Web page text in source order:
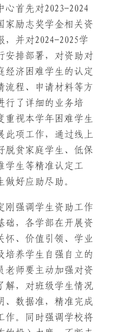
心首先对2023-2024
家励志奖学金相关资
，并对2024-2025学
安排部署，对资助对
经济困难学生的认定
流程、申请材料等方
行了详细的业务培
重视本学年困难学生
此项工作，通过线上
脱贫家庭学生、低保
学生等精准认定工
好应助尽助。
刚强调学生资助工作
础，各学部在开展资
怀、价值引领、学业
培养学生自强自立的
老师要主动加强对资
解，对班级学生情况
、数据准，精准完成
作。同时强调学校将